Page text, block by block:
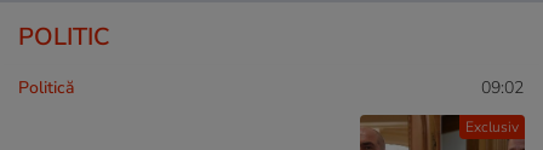
POLITIC
Exclusiv
Politică 09:02